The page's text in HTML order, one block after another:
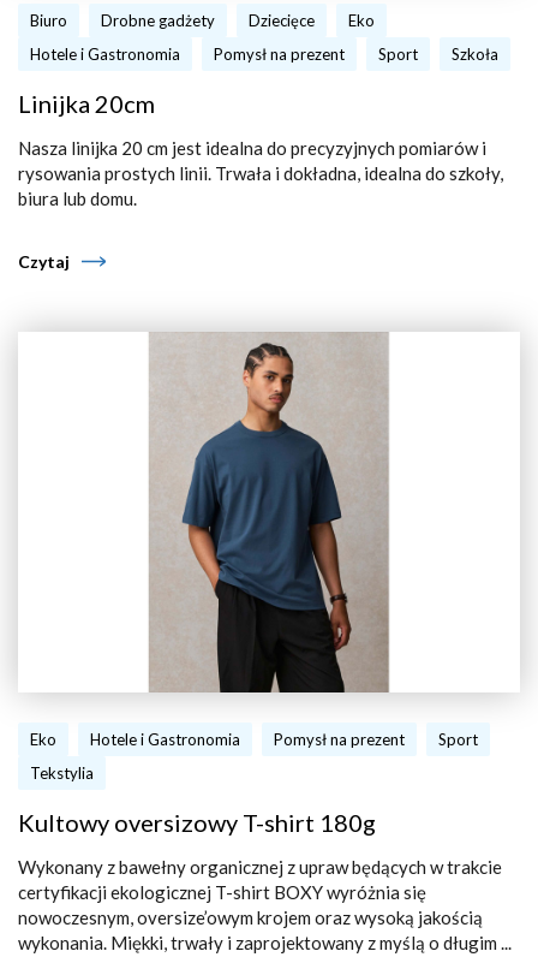
Biuro Drobne gadżety Dziecięce
Eko
Hotele i Gastronomia
Pomysł na prezent Sport Szkoła
Linijka 20cm
Nasza linijka 20 cm jest idealna do precyzyjnych pomiarów i
rysowania prostych linii. Trwała i dokładna, idealna do szkoły,
biura lub domu.
Czytaj
Eko Hotele i Gastronomia Pomysł na prezent
Sport
Tekstylia
Kultowy oversizowy T-shirt 180g
Wykonany z bawełny organicznej z upraw będących w trakcie
certyfikacji ekologicznej T-shirt BOXY wyróżnia się
nowoczesnym, oversize’owym krojem oraz wysoką jakością
wykonania. Miękki, trwały i zaprojektowany z myślą o długim ...